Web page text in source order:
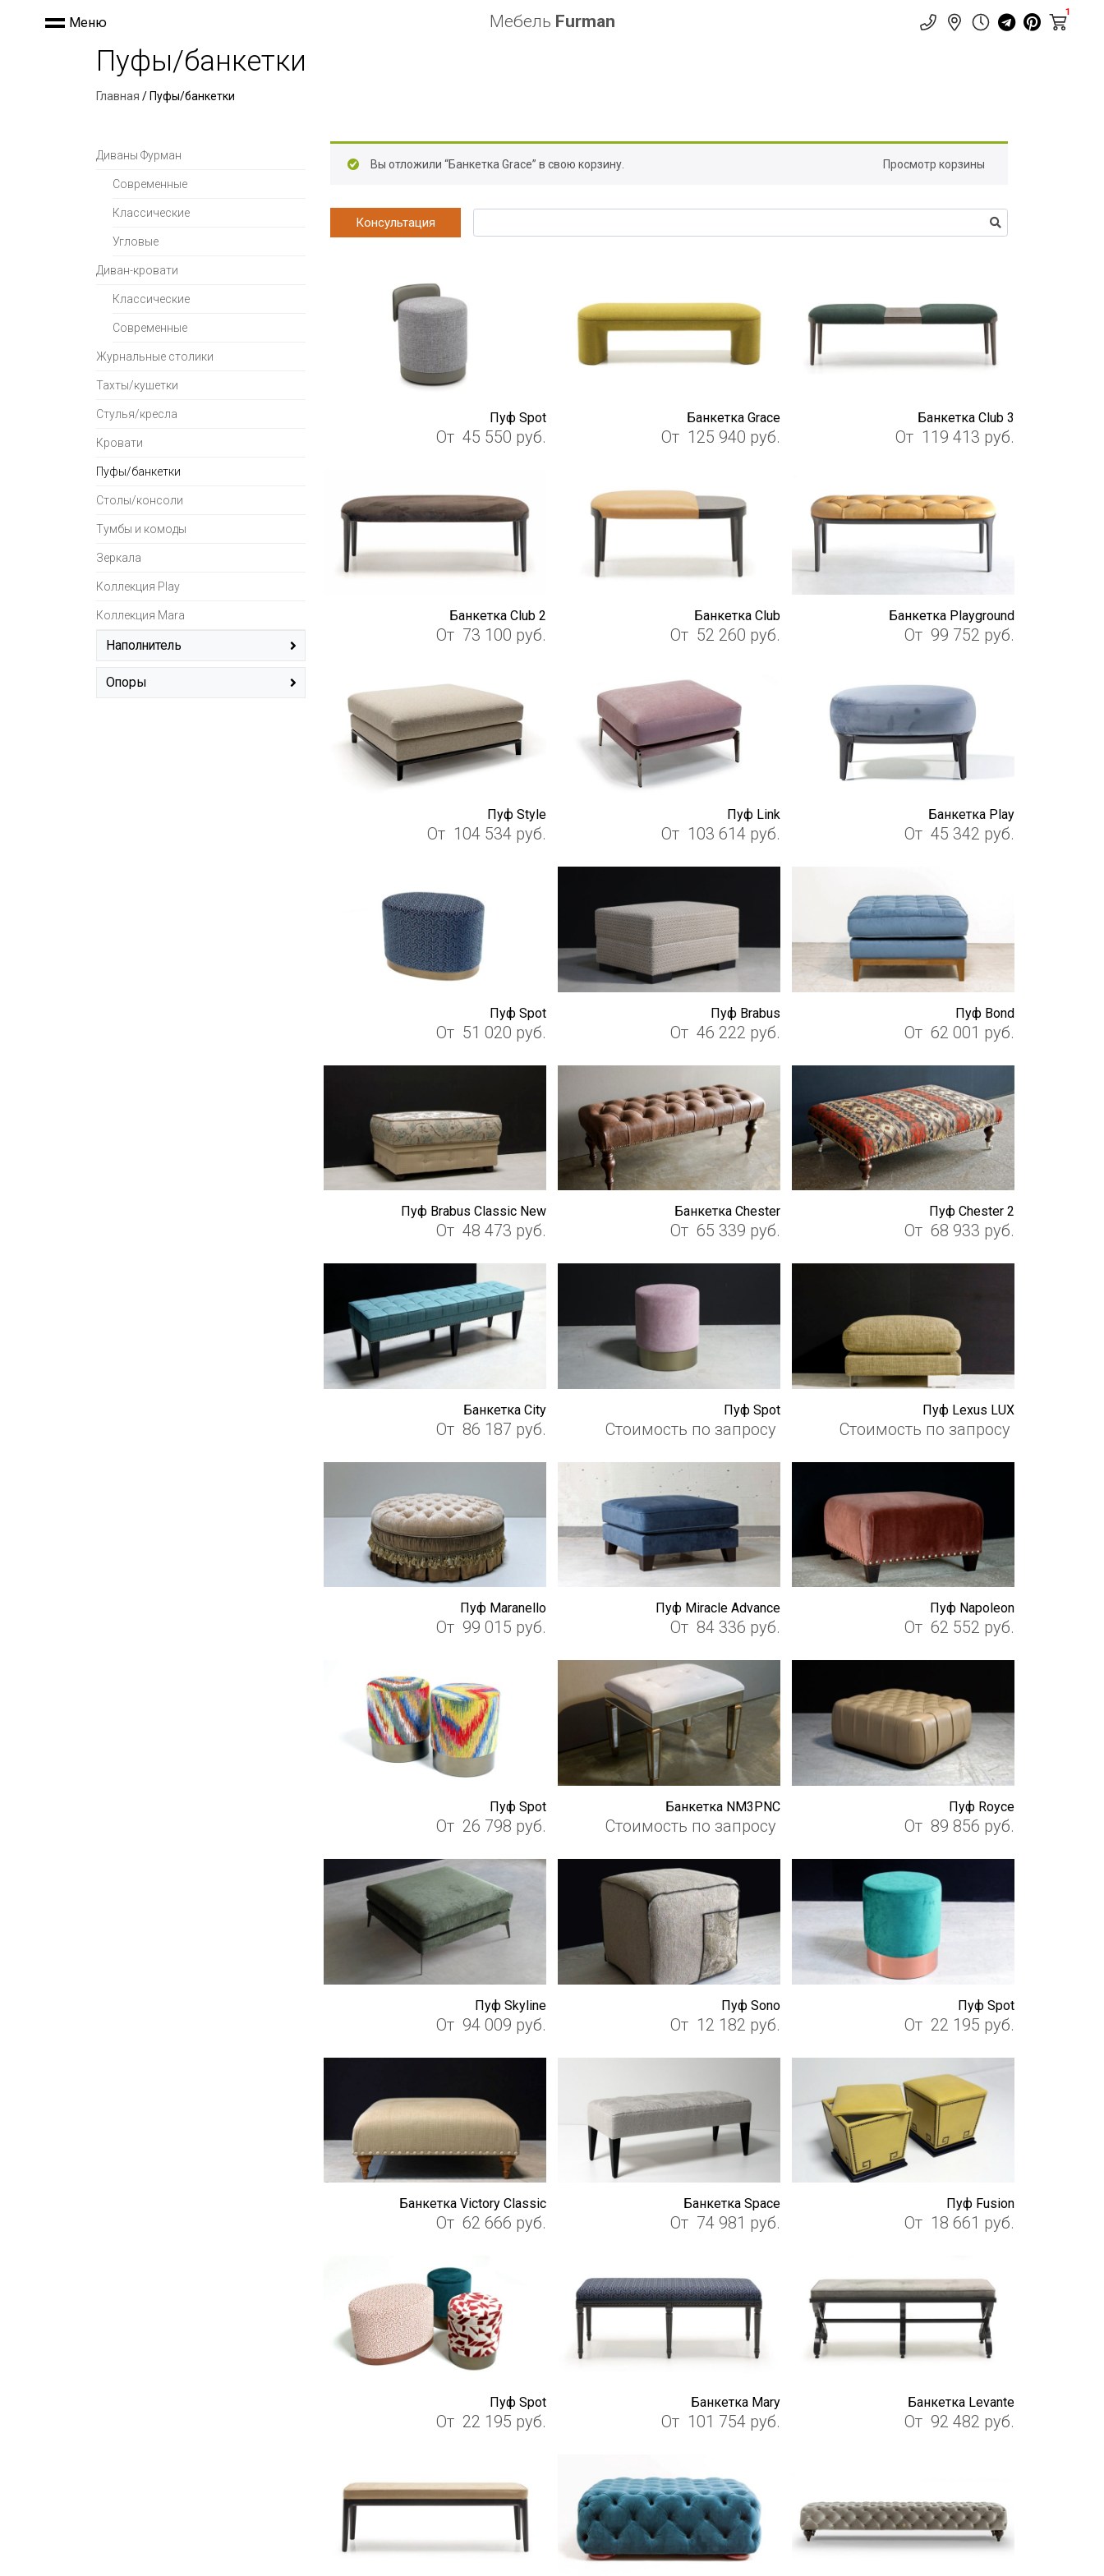
Меню Мебель Furman 1
Пуфы/банкетки
Главная / Пуфы/банкетки
Диваны Фурман
Современные
Классические
Угловые
Диван-кровати
Классические
Современные
Журнальные столики
Тахты/кушетки
Стулья/кресла
Кровати
Пуфы/банкетки
Столы/консоли
Тумбы и комоды
Зеркала
Коллекция Play
Коллекция Mara
Наполнитель
Опоры
Вы отложили “Банкетка Grace” в свою корзину. Просмотр корзины
Консультация
Пуф Spot
От 45 550 руб.
Банкетка Grace
От 125 940 руб.
Банкетка Club 3
От 119 413 руб.
Банкетка Club 2
От 73 100 руб.
Банкетка Club
От 52 260 руб.
Банкетка Playground
От 99 752 руб.
Пуф Style
От 104 534 руб.
Пуф Link
От 103 614руб.
Банкетка Play
От 45 342 руб.
Пуф Spot
От 51 020 руб.
Пуф Brabus
От 46 222 руб.
Пуф Bond
От 62 001 руб.
Пуф Brabus Classic New
От 48 473 руб.
Банкетка Chester
От 65 339 руб.
Пуф Chester 2
От 68 933 руб.
Банкетка City
От 86 187 руб.
Пуф Spot
Стоимость по запросу
Пуф Lexus LUX
Стоимость по запросу
Пуф Maranello
От 99 015 руб.
Пуф Miracle Advance
От 84 336 руб.
Пуф Napoleon
От 62 552 руб.
Пуф Spot
От 26 798 руб.
Банкетка NM3PNC
Стоимость по запросу
Пуф Royce
От 89 856 руб.
Пуф Skyline
От 94 009 руб.
Пуф Sono
От 12 182 руб.
Пуф Spot
От 22 195 руб.
Банкетка Victory Classic
От 62 666 руб.
Банкетка Space
От 74 981 руб.
Пуф Fusion
От 18 661 руб.
Пуф Spot
От 22 195 руб.
Банкетка Mary
От 101 754руб.
Банкетка Levante
От 92 482 руб.